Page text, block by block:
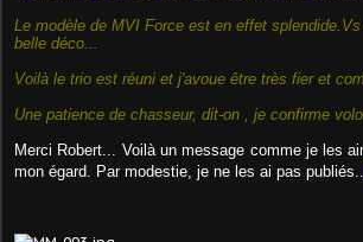
Le modèle de MVI Force est en effet
belle déco...
Voilà le trio est réuni et j'avoue être très fier et
Une patience de chasseur, dit-on , je confirme
Merci Robert... Voilà un message comme je les
mon égard. Par modestie, je ne les ai pas